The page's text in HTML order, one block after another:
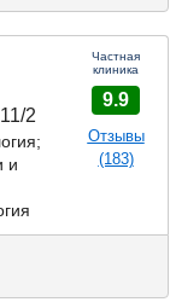
2
и
Частная
клиника
9.9
Отзывы
(183)